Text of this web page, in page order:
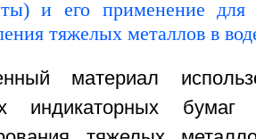
материал
индикаторных бумаг